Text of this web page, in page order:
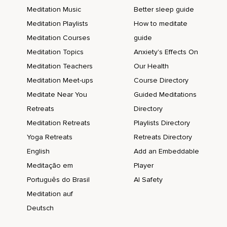
Y aquí puede haber estado el nudo del problema.
Te sentiste tan necesaria para él o ella que dejaste de ser
tú para transformarte en una herramienta para cubrir sus
necesidades,
Para responder a sus exigencias.
De esta manera tenías su atención.
Y así,
El verdadero tú,
El que nació y creció con sueños,
Con deseos,
Con una luz interior,
Meditation Music
Meditation Playlists
Meditation Courses
Meditation Topics
Meditation Teachers
Meditation Meet-ups
Meditate Near You
Retreats
Meditation Retreats
Yoga Retreats
English
Meditação em
Português do Brasil
Meditation auf
Deutsch
Better sleep guide
How to meditate
guide
Anxiety's Effects On
Our Health
Course Directory
Guided Meditations
Directory
Playlists Directory
Retreats Directory
Add an Embeddable
Player
AI Safety